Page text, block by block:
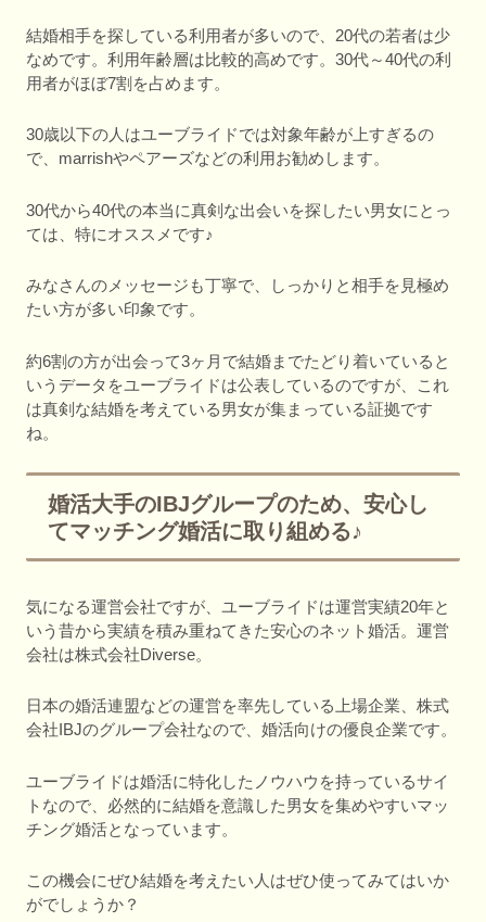
結婚相手を探している利用者が多いので、20代の若者は少
なめです。利用年齢層は比較的高めです。30代～40代の利
用者がほぼ7割を占めます。
30歳以下の人はユーブライドでは対象年齢が上すぎるの
で、marrishやペアーズなどの利用お勧めします。
30代から40代の本当に真剣な出会いを探したい男女にとっ
ては、特にオススメです♪
みなさんのメッセージも丁寧で、しっかりと相手を見極め
たい方が多い印象です。
約6割の方が出会って3ヶ月で結婚までたどり着いていると
いうデータをユーブライドは公表しているのですが、これ
は真剣な結婚を考えている男女が集まっている証拠です
ね。
婚活大手のIBJグループのため、安心し
てマッチング婚活に取り組める♪
気になる運営会社ですが、ユーブライドは運営実績20年と
いう昔から実績を積み重ねてきた安心のネット婚活。運営
会社は株式会社Diverse。
日本の婚活連盟などの運営を率先している上場企業、株式
会社IBJのグループ会社なので、婚活向けの優良企業です。
ユーブライドは婚活に特化したノウハウを持っているサイ
トなので、必然的に結婚を意識した男女を集めやすいマッ
チング婚活となっています。
この機会にぜひ結婚を考えたい人はぜひ使ってみてはいか
がでしょうか？